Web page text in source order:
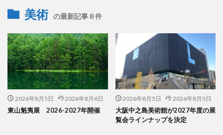
美術 の最新記事８件
2026年8月5日 2026年8月6日
東山魁夷展 2026-2027年開催
2026年8月5日 2026年8月5日
大阪中之島美術館が2027年度の展
覧会ラインナップを決定